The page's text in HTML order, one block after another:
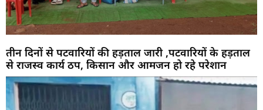
तीन दिनों से पटवारियों की हड़ताल जारी ,पटवारियों के हड़ताल
से राजस्व कार्य ठप, किसान और आमजन हो रहे परेशान